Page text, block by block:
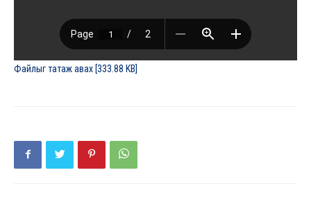
Файлыг татаж авах [333.88 KB]